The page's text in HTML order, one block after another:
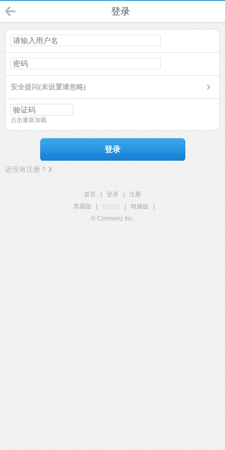
登录
安全提问(未设置请忽略)
点击重新加载
登录
还没有注册？
首页 登录
注册
简易版
触屏版 电脑版
© Comsenz Inc.